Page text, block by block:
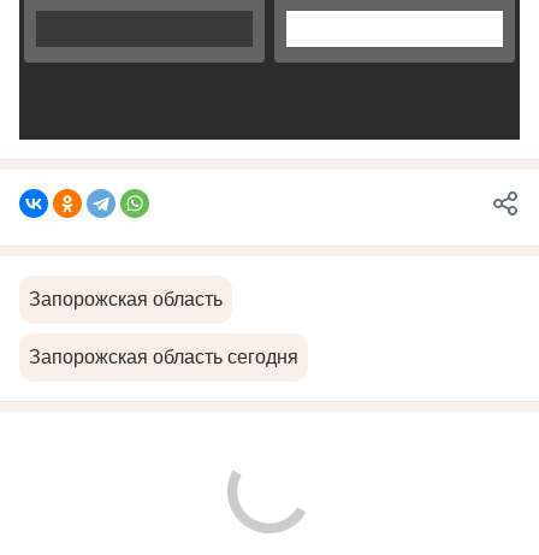
Запорожская область
Запорожская область сегодня